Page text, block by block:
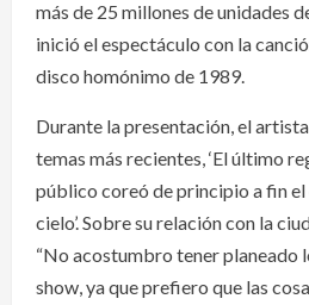
más de 25 millones de unidades
inició el espectáculo con la
disco homónimo de 1989.
Durante la presentación, el
temas más recientes, ‘El último
público coreó de principio a fin el
cielo’. Sobre su relación con la
“No acostumbro tener planeado
show, ya que prefiero que las